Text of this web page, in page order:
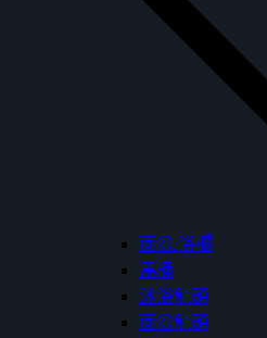
面盆/浴櫃
馬桶
沐浴龍頭
面盆龍頭